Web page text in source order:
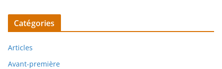
Catégories
Articles
Avant-première